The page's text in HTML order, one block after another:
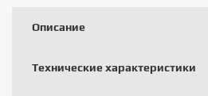
Описание
Технические характеристики